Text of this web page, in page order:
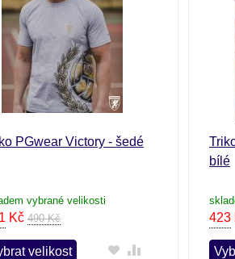
PGwear Victory - šedé
vybrané velikosti
Kč 490 Kč
velikost
bílé
423